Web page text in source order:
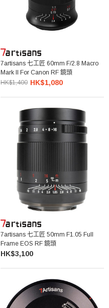
7artisans 七工匠 60mm F/2.8 Macro
Mark II For Canon RF 鏡頭
HK$1,400 HK$1,080
7artisans 七工匠 50mm F1.05 Full
Frame EOS RF 鏡頭
HK$3,100